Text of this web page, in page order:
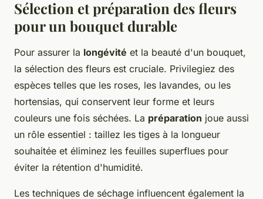
Sélection et préparation des fleurs
pour un bouquet durable
Pour assurer la longévité et la beauté d'un bouquet,
la sélection des fleurs est cruciale. Privilegiez des
espèces telles que les roses, les lavandes, ou les
hortensias, qui conservent leur forme et leurs
couleurs une fois séchées. La préparation joue aussi
un rôle essentiel : taillez les tiges à la longueur
souhaitée et éliminez les feuilles superflues pour
éviter la rétention d'humidité.
Les techniques de séchage influencent également la